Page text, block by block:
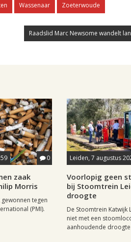
Wassenaar Zoeterwoude
Raadslid Marc Newsome wandelt
0
zaak
Morris
tegen
(PMI).
Leiden, 7 augustus
Voorlopig geen
bij Stoomtrein
droogte
De Stoomtrein
niet met een
aanhoudende droogte